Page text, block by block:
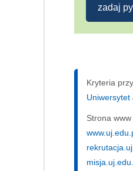
zadaj
Kryteria
Uniwersytet
Strona